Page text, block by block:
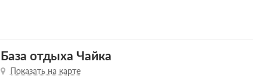
База отдыха Чайка
Показать на карте